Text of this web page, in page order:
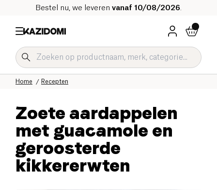
Bestel nu, we leveren vanaf 10/08/2026
Recepten
Home
Zoete aardappelen
met guacamole en
geroosterde
kikkererwten